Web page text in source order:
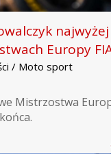
Europy
/ Moto sport
Mistrzostwa